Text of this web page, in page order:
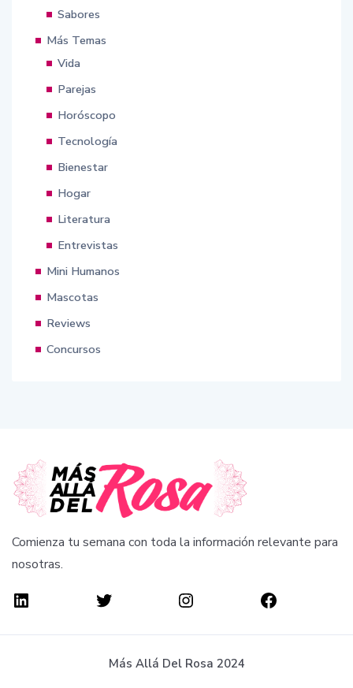
Sabores
Más Temas
Vida
Parejas
Horóscopo
Tecnología
Bienestar
Hogar
Literatura
Entrevistas
Mini Humanos
Mascotas
Reviews
Concursos
Comienza tu semana con toda la información relevante para
nosotras.
Más Allá Del Rosa 2024